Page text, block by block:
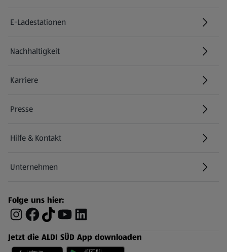
E-Ladestationen
Nachhaltigkeit
Karriere
Presse
Hilfe & Kontakt
(öffnet in einem neuen Tab)
Unternehmen
Folge uns hier:
Jetzt die ALDI SÜD App downloaden